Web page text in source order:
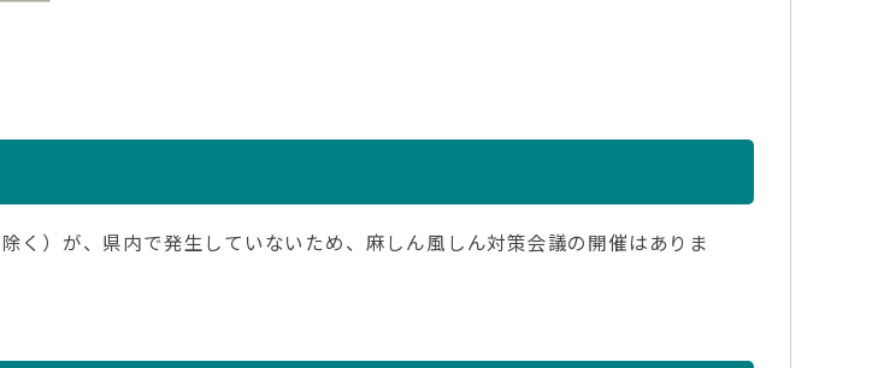
く）が、県内で発生していないため、麻しん風しん対策会議の開催はありま